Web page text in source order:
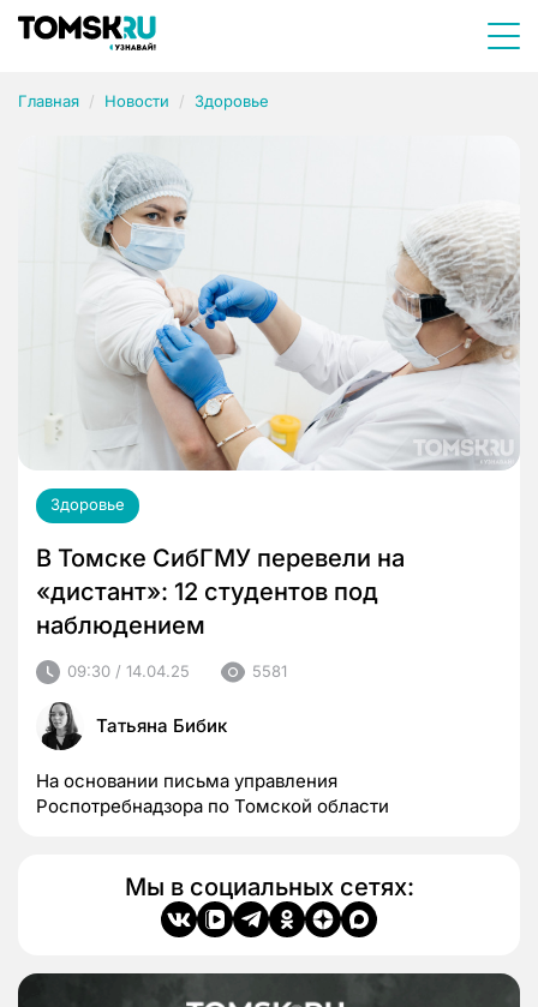
Главная Новости Здоровье
Здоровье
В Томске СибГМУ перевели на
«дистант»: 12 студентов под
наблюдением
09:30 / 14.04.25 5581
Татьяна Бибик
На основании письма управления
Роспотребнадзора по Томской области
Мы в социальных сетях: